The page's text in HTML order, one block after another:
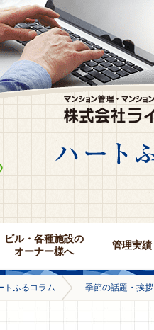
ビル・各種施設の
オーナー様へ
管理実績
トふるコラム 季節の話題・挨拶